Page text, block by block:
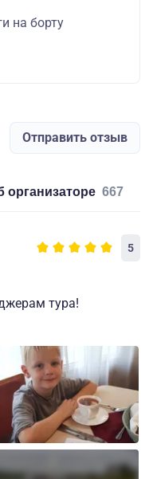
на борту
Отправить отзыв
организаторе 667
5
тура!